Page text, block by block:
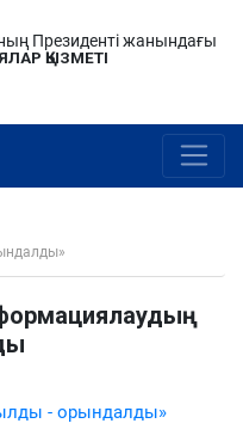
Президенті жанындағы
ҚЫЗМЕТІ
- орындалды»